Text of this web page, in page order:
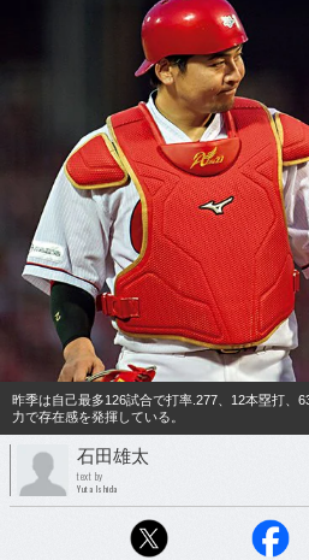
昨季は自己最多126試合で打率.277、12本塁打、
力で存在感を発揮している。
石田雄太
text by
Yuta Ishida